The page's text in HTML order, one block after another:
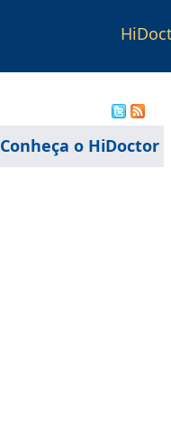
Conheça o HiDoctor